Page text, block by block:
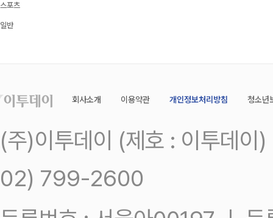
스포츠
일반
회사소개 이용약관 개인정보처리방침 청소년
(주)이투데이 (제호 : 이투데
02) 799-2600